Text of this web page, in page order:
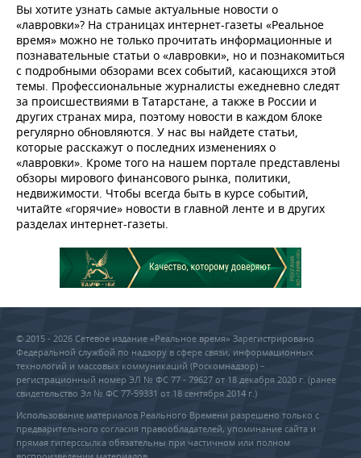
ВУЗЫ ТАТАРСТАНА
КОМУ ПРИНАДЛЕЖАТ
ТОРГОВЫЕ ЦЕНТРЫ
ТАТАРСТАНА
БАНКИ
БЮДЖЕТ
ИНВЕСТИЦИИ
АГРОПРОМ
МАШИНОСТРОЕНИЕ
НЕФТЕХИМИЯ
НЕФТЬ
ОПК
ЭНЕРГЕТИКА
НОВОСТИ НЕДВИЖИМОСТИ
АВТО
НОВОСТИ АВТО
БИЗНЕС
НОВОСТИ БИЗНЕСА
РОЗНИЧНАЯ ТОРГОВЛЯ
ТРАНСПОРТ
УСЛУГИ
ТЕХНОЛОГИИ
НОВОСТИ ТЕХНОЛОГИЙ
IT
МЕДИА
МЕРОПРИЯТИЯ
НОВОСТИ МЕРОПРИЯТИЙ
ВЫЕЗДНАЯ РЕДАКЦИЯ
ONLINE-КОНФЕРЕНЦИИ
ОТКРЫТАЯ ЛЕКЦИЯ
СПОРТ
НОВОСТИ СПОРТА
ХОККЕЙ
БАСКЕТБОЛ
ВОЛЕЙБОЛ
КИБЕРСПОРТ
ФИГУРНОЕ КАТАНИЕ
ОБЩЕСТВО
ВЛАСТЬ
ИНФРАСТРУКТУРА
ИСТОРИЯ
КУЛЬТУРА
МЕДИЦИНА
СЮЖЕТЫ
СПИСОК ПЕРСОН
СПИСОК КОМПАНИЙ
ПОЛНАЯ ВЕРСИЯ
Вы хотите узнать самые актуальные новости о
«лавровки»? На страницах интернет-газеты «Реальное
время» можно не только прочитать информационные и
познавательные статьи о «лавровки», но и познакомиться
с подробными обзорами всех событий, касающихся этой
темы. Профессиональные журналисты ежедневно следят
за происшествиями в Татарстане, а также в России и
других странах мира, поэтому новости в каждом блоке
регулярно обновляются. У нас вы найдете статьи,
которые расскажут о последних изменениях о
«лавровки». Кроме того на нашем портале представлены
обзоры мирового финансового рынка, политики,
недвижимости. Чтобы всегда быть в курсе событий,
читайте «горячие» новости в главной ленте и в других
разделах интернет-газеты.
© 2015 - 2026 Сетевое издание «Реальное время» Зарегистрировано
Федеральной службой по надзору в сфере связи, информационных
технологий и массовых коммуникаций (Роскомнадзор) –
регистрационный номер ЭЛ № ФС 77 - 79627 от 18 декабря 2020 г. (ранее
свидетельство Эл № ФС 77-59331 от 18 сентября 2014 г.)
Использование материалов Реального Времени разрешено только с
предварительного согласия правообладателей, упоминание сайта и
прямая гиперссылка обязательны при частичном или полном